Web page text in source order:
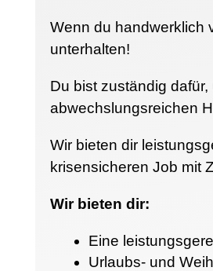
Wenn du handwerklich
unterhalten!
Du bist zuständig
abwechslungsreichen
Wir bieten dir
krisensicheren Job mit
Wir bieten dir:
Eine
Urlaubs- und